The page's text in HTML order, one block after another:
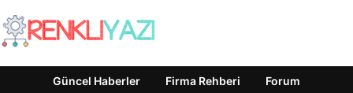
Güncel Haberler Firma Rehberi Forum